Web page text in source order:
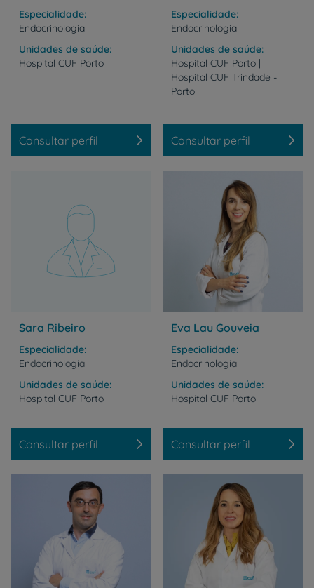
Especialidade
Endocrinologia
Unidades de saúde
Hospital CUF Porto
Consultar perfil
Especialidade
Endocrinologia
Unidades de saúde
Hospital CUF Porto |
Hospital CUF Trindade -
Porto
Consultar perfil
Sara Ribeiro
Especialidade
Endocrinologia
Unidades de saúde
Hospital CUF Porto
Consultar perfil
Eva Lau Gouveia
Especialidade
Endocrinologia
Unidades de saúde
Hospital CUF Porto
Consultar perfil